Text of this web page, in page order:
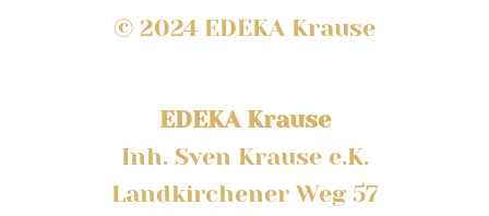
© 2024 EDEKA Krause
EDEKA Krause
Inh. Sven Krause e.K.
Landkirchener Weg 57